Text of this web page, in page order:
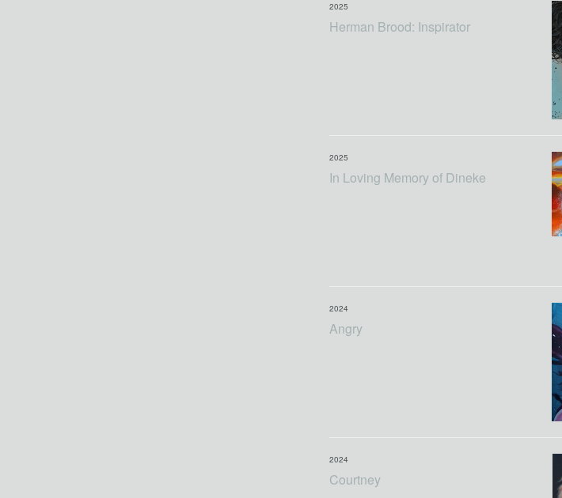
Herman Brood: Inspirator
2025
In Loving Memory of Dineke
2025
Angry
2024
Courtney
2024